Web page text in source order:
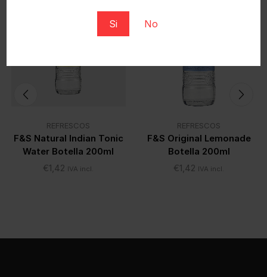
Si No
REFRESCOS
F&S Natural Indian Tonic
Water Botella 200ml
€1,42 IVA incl.
REFRESCOS
F&S Original Lemonade
Botella 200ml
€1,42 IVA incl.